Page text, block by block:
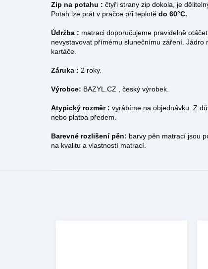
Zip na potahu : čtyři strany zip dokola, je
Potah lze prát v pračce při teplotě do 60°C.
Údržba : matraci doporučujeme pravidelně
nevystavovat přímému slunečnímu záření.
kartáče.
Záruka : 2 roky.
Výrobce: BAZYL.CZ , český výrobek.
Atypický rozměr : vyrábíme na objednávku. Z
nebo platba předem.
Barevné rozlišení pěn: barvy pěn matrací jsou
na kvalitu a vlastností matrací.